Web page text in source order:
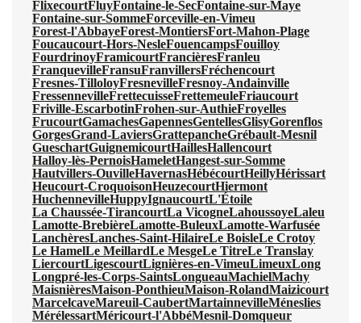
FlixecourtFluyFontaine-le-SecFontaine-sur-Maye
Fontaine-sur-SommeForceville-en-Vimeu
Forest-l'AbbayeForest-MontiersFort-Mahon-Plage
Foucaucourt-Hors-NesleFouencampsFouilloy
FourdrinoyFramicourtFrancièresFranleu
FranquevilleFransuFranvillersFréchencourt
Fresnes-TilloloyFresnevilleFresnoy-Andainville
FressennevilleFrettecuisseFrettemeuleFriaucourt
Friville-EscarbotinFrohen-sur-AuthieFroyelles
FrucourtGamachesGapennesGentellesGlisyGorenflos
GorgesGrand-LaviersGrattepancheGrébault-Mesnil
GueschartGuignemicourtHaillesHallencourt
Halloy-lès-PernoisHameletHangest-sur-Somme
Hautvillers-OuvilleHavernasHébécourtHeillyHérissart
Heucourt-CroquoisonHeuzecourtHiermont
HuchennevilleHuppyIgnaucourtL'Étoile
La Chaussée-TirancourtLa VicogneLahoussoyeLaleu
Lamotte-BrebièreLamotte-BuleuxLamotte-Warfusée
LanchèresLanches-Saint-HilaireLe BoisleLe Crotoy
Le HamelLe MeillardLe MesgeLe TitreLe Translay
LiercourtLigescourtLignières-en-VimeuLimeuxLong
Longpré-les-Corps-SaintsLongueauMachielMachy
MaisnièresMaison-PonthieuMaison-RolandMaizicourt
MarcelcaveMareuil-CaubertMartainnevilleMéneslies
MérélessartMéricourt-l'AbbéMesnil-Domqueur